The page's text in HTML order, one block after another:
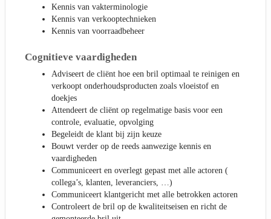
Kennis van vakterminologie
Kennis van verkooptechnieken
Kennis van voorraadbeheer
Cognitieve vaardigheden
Adviseert de cliënt hoe een bril optimaal te reinigen en
verkoopt onderhoudsproducten zoals vloeistof en
doekjes
Attendeert de cliënt op regelmatige basis voor een
controle, evaluatie, opvolging
Begeleidt de klant bij zijn keuze
Bouwt verder op de reeds aanwezige kennis en
vaardigheden
Communiceert en overlegt gepast met alle actoren (
collega’s, klanten, leveranciers, …)
Communiceert klantgericht met alle betrokken actoren
Controleert de bril op de kwaliteitseisen en richt de